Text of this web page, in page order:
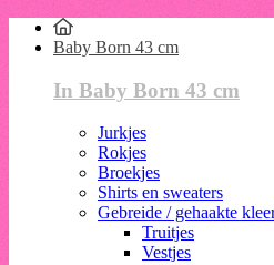
Baby Born 43 cm
In Baby Born 43 cm
Jurkjes
Rokjes
Broekjes
Shirts en sweaters
Gebreide / gehaakte
Truitjes
Vestjes